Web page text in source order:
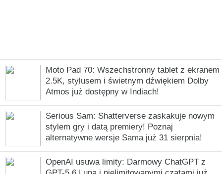
Moto Pad 70: Wszechstronny tablet z ekranem
2.5K, stylusem i świetnym dźwiękiem Dolby
Atmos już dostępny w Indiach!
Serious Sam: Shatterverse zaskakuje nowym
stylem gry i datą premiery! Poznaj
alternatywne wersje Sama już 31 sierpnia!
OpenAI usuwa limity: Darmowy ChatGPT z